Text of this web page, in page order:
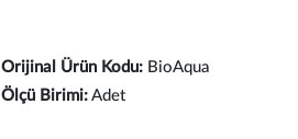
Orijinal Ürün Kodu: BioAqua
Ölçü Birimi: Adet